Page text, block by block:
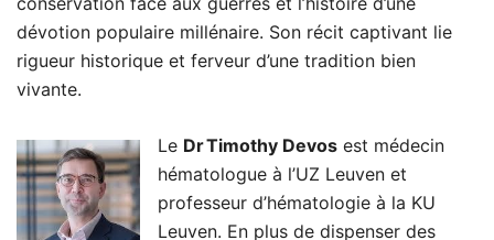
dévotion populaire millénaire. Son récit captivant lie
rigueur historique et ferveur d’une tradition bien
vivante.
Le DrTimothy Devos est médecin
hématologue à l’UZ Leuven et
professeur d’hématologie à la KU
Leuven. En plus de dispenser des